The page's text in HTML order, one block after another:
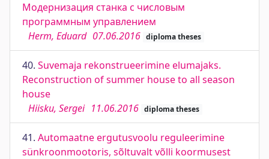
Модернизация станка с числовым
программным управлением
Herm, Eduard 07.06.2016 diploma theses
40. Suvemaja rekonstrueerimine elumajaks.
Reconstruction of summer house to all season
house
Hiisku, Sergei 11.06.2016 diploma theses
41. Automaatne ergutusvoolu reguleerimine
sünkroonmootoris, sõltuvalt võlli koormusest